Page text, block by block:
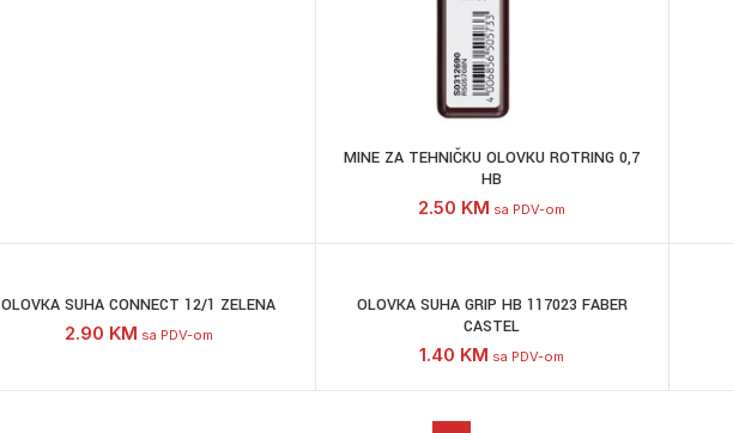
MINE ZA TEHNIČKU OLOVKU ROTRING 0,7
HB
2.50 KM sa PDV-om
OLOVKA SUHA CONNECT 12/1 ZELENA
2.90 KM sa PDV-om
OLOVKA SUHA GRIP HB 117023 FABER
CASTEL
1.40 KM sa PDV-om